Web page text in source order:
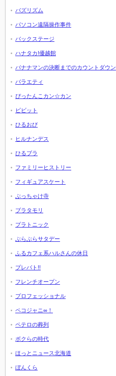
バズリズム
パソコン遠隔操作事件
バックステージ
ハナタカ!優越館
バナナマンの決断までのカウントダウン
バラエティ
ぴったんこカン☆カン
ビビット
ひるおび
ヒルナンデス
ひるブラ
ファミリーヒストリー
フィギュアスケート
ぶっちゃけ寺
ブラタモリ
プラトニック
ぶらぶらサタデー
ふるカフェ系ハルさんの休日
プレバト!!
フレンチオープン
プロフェッショナル
ペコジャニ∞！
ペテロの葬列
ボクらの時代
ほっとニュース北海道
ぼんくら